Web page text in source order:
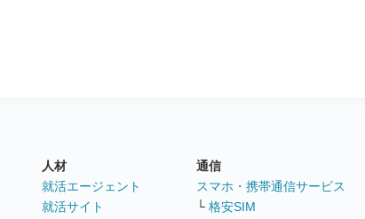
人材
就活エージェント
就活サイト
通信
スマホ・携帯通信サービス
└ 格安SIM